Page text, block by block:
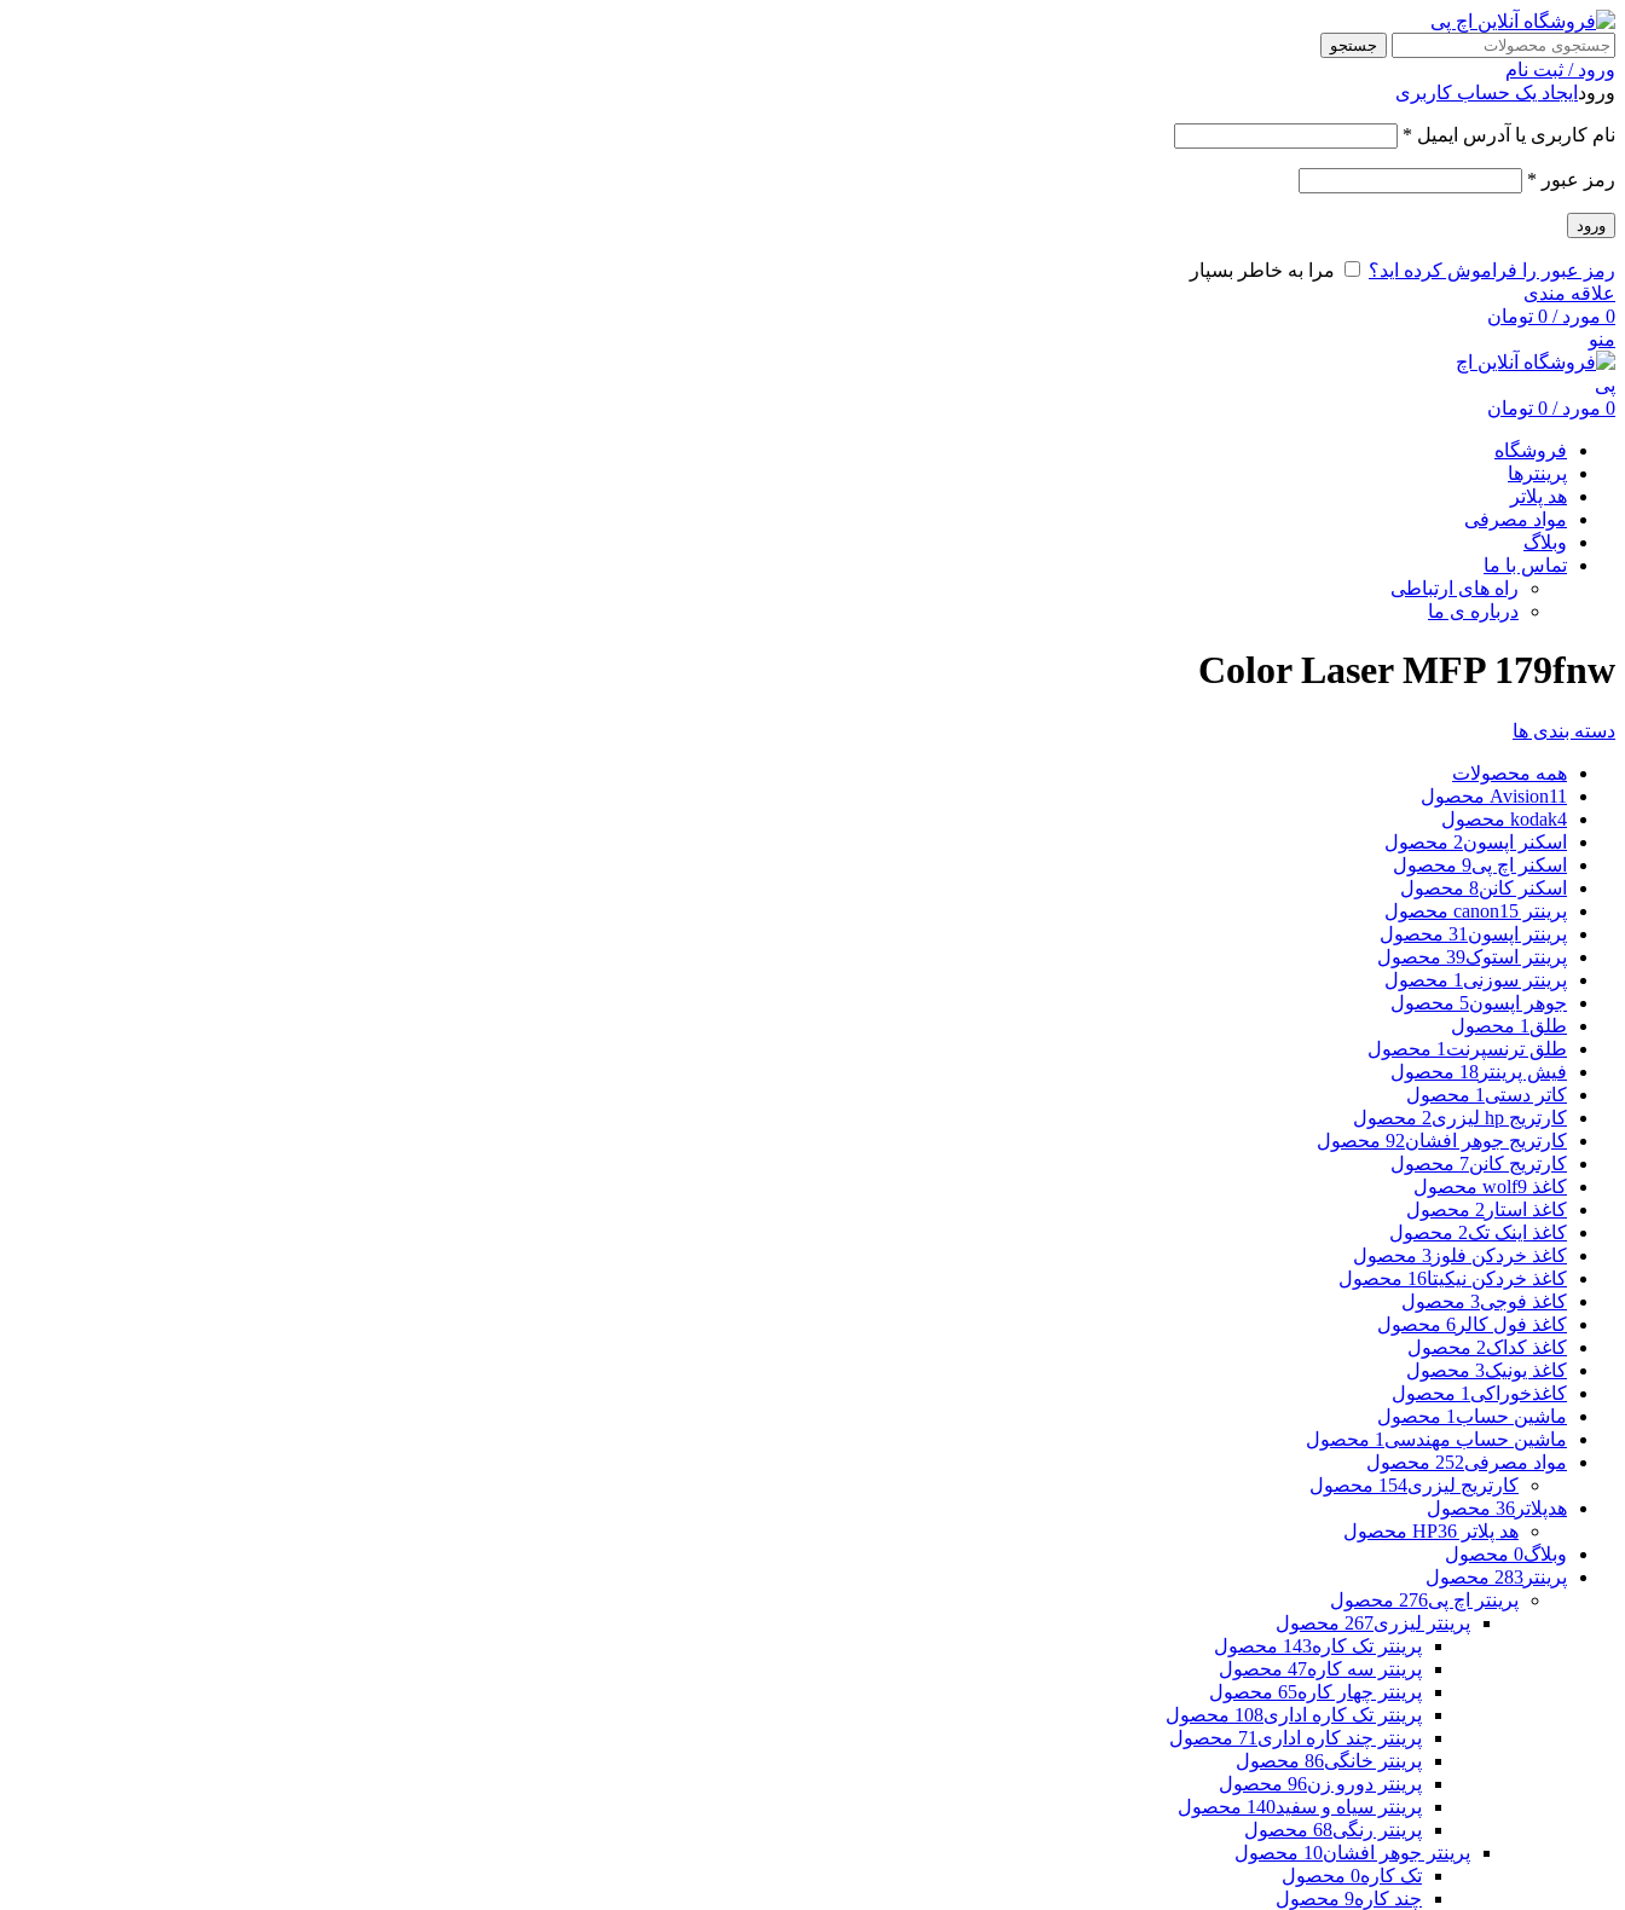
جستجو
ورود / ثبت نام
ورود ایجاد یک حساب کاربری
نام کاربری یا آدرس ایمیل *
رمز عبور *
ورود
رمز عبور را فراموش کرده اید؟
مرا به خاطر بسپار
علاقه مندی
0 مورد /
0 تومان
منو
0 مورد /
0 تومان
فروشگاه
پرینترها
هد پلاتر
مواد مصرفی
وبلاگ
تماس با ما
راه های ارتباطی
درباره ی ما
Color Laser MFP 179fnw
دسته بندی ها
همه محصولات
Avision11 محصول
kodak4 محصول
اسکنر اپسون2 محصول
اسکنر اچ پی9 محصول
اسکنر کانن8 محصول
پرینتر canon 15 محصول
پرینتر اپسون 31 محصول
پرینتر استوک39 محصول
پرینتر سوزنی 1 محصول
جوهر اپسون5 محصول
طلق 1 محصول
طلق ترنسپرنت 1 محصول
فیش پرینتر 18 محصول
کاتر دستی 1 محصول
کارتریج hp لیزری
2 محصول
کارتریج جوهر افشان92 محصول
کارتریج کانن7 محصول
کاغذ wolf 9 محصول
کاغذ استار 2 محصول
کاغذ اینک تک2 محصول
کاغذ خردکن فلوز 3 محصول
کاغذ خردکن نیکیتا16 محصول
کاغذ فوجی3 محصول
کاغذ فول کالر 6 محصول
کاغذ کداک2 محصول
کاغذ یونیک3 محصول
کاغذخوراکی 1 محصول
ماشین حساب 1 محصول
ماشین حساب مهندسی 1 محصول
مواد مصرفی252 محصول
کارتریج لیزری154 محصول
هدپلاتر 36 محصول
هد پلاتر HP 36 محصول
وبلاگ0 محصول
پرینتر 283 محصول
پرینتر اچ پی276 محصول
پرینتر لیزری267 محصول
پرینتر تک کاره143 محصول
پرینتر سه کاره47 محصول
پرینتر چهار کاره65 محصول
پرینتر تک کاره اداری108 محصول
پرینتر چند کاره اداری 71 محصول
پرینتر خانگی86 محصول
پرینتر دورو زن96 محصول
پرینتر سیاه و سفید140 محصول
پرینتر رنگی68 محصول
پرینتر جوهر افشان10 محصول
تک کاره0 محصول
چند کاره9 محصول